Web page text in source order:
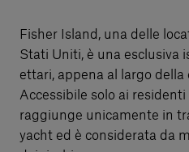
Fisher Island, una delle
Stati Uniti, è una esclusiva
ettari, appena al largo della
Accessibile solo ai
raggiunge unicamente in
yacht ed è considerata da